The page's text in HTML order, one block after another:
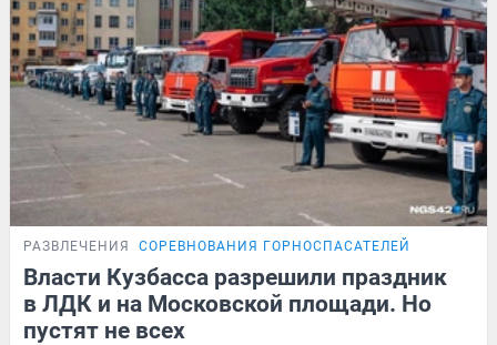
РАЗВЛЕЧЕНИЯ СОРЕВНОВАНИЯ ГОРНОСПАСАТЕЛЕЙ
Власти Кузбасса разрешили праздник
в ЛДК и на Московской площади. Но
пустят не всех